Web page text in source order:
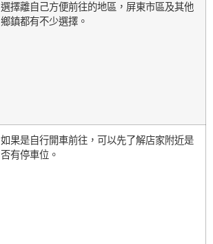
選擇離自己方便前往的地區，屏東市區及其他
鄉鎮都有不少選擇。
如果是自行開車前往，可以先了解店家附近是
否有停車位。